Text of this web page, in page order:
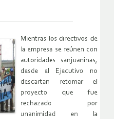
Mientras los directivos de
la empresa se reúnen con
autoridades sanjuaninas,
desde el Ejecutivo no
descartan retomar el
proyecto que fue
rechazado por
unanimidad en la